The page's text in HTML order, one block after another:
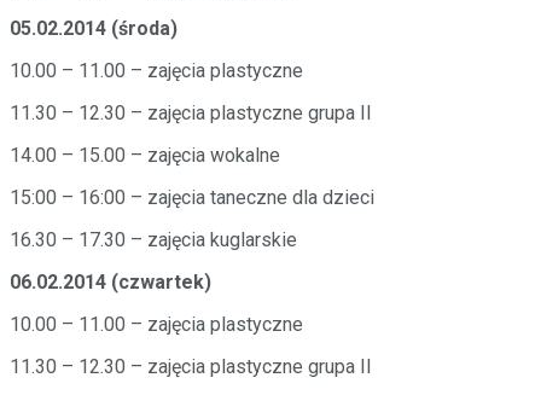
05.02.2014 (środa)
10.00 – 11.00 – zajęcia plastyczne
11.30 – 12.30 – zajęcia plastyczne grupa II
14.00 – 15.00 – zajęcia wokalne
15:00 – 16:00 – zajęcia taneczne dla dzieci
16.30 – 17.30 – zajęcia kuglarskie
06.02.2014 (czwartek)
10.00 – 11.00 – zajęcia plastyczne
11.30 – 12.30 – zajęcia plastyczne grupa II